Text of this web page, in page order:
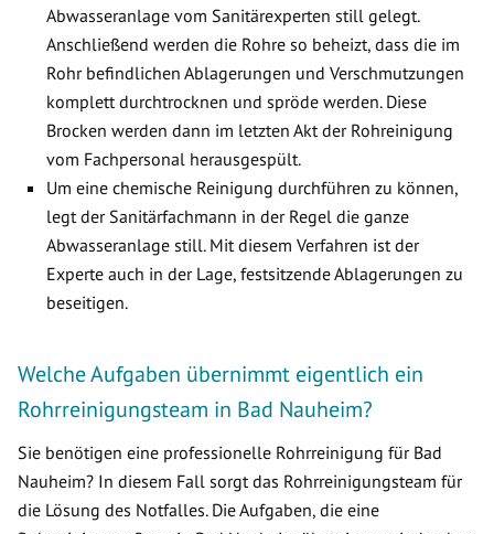
Abwasseranlage vom Sanitärexperten still gelegt.
Anschließend werden die Rohre so beheizt, dass die im
Rohr befindlichen Ablagerungen und Verschmutzungen
komplett durchtrocknen und spröde werden. Diese
Brocken werden dann im letzten Akt der Rohreinigung
vom Fachpersonal herausgespült.
Um eine chemische Reinigung durchführen zu können,
legt der Sanitärfachmann in der Regel die ganze
Abwasseranlage still. Mit diesem Verfahren ist der
Experte auch in der Lage, festsitzende Ablagerungen zu
beseitigen.
Welche Aufgaben übernimmt eigentlich ein
Rohrreinigungsteam in Bad Nauheim?
Sie benötigen eine professionelle Rohrreinigung für Bad
Nauheim? In diesem Fall sorgt das Rohrreinigungsteam für
die Lösung des Notfalles. Die Aufgaben, die eine